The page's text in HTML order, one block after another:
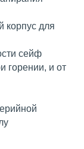
корпус для
сейф
горении, и от